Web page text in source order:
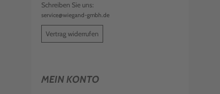
Schreiben Sie uns:
service@wiegand-gmbh.de
Vertrag widerrufen
MEIN KONTO